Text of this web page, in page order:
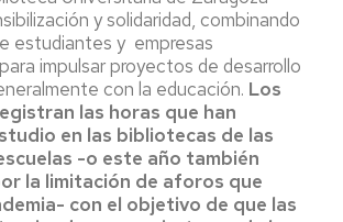
y solidaridad, combinando
estudiantes y empresas
impulsar proyectos de desarrollo
con la educación. Los
las horas que han
en las bibliotecas de las
-o este año también
la limitación de aforos que
con el objetivo de que las